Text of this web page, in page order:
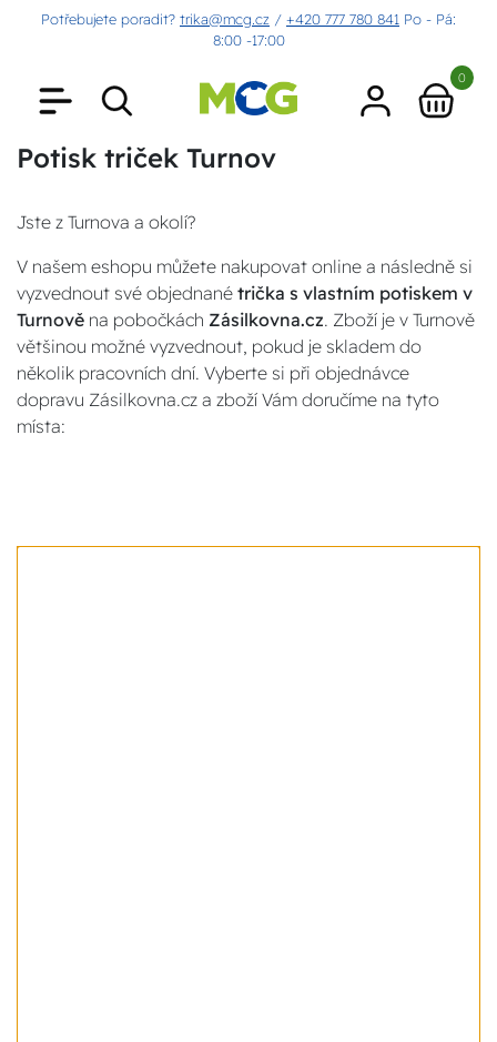
Potřebujete poradit? trika@mcg.cz / +420 777 780 841 Po - Pá:
8:00 -17:00
0
Potisk triček Turnov
Jste z Turnova a okolí?
V našem eshopu můžete nakupovat online a následně si
vyzvednout své objednané trička s vlastním potiskem v
Turnově na pobočkách Zásilkovna.cz. Zboží je v Turnově
většinou možné vyzvednout, pokud je skladem do
několik pracovních dní. Vyberte si při objednávce
dopravu Zásilkovna.cz a zboží Vám doručíme na tyto
místa: